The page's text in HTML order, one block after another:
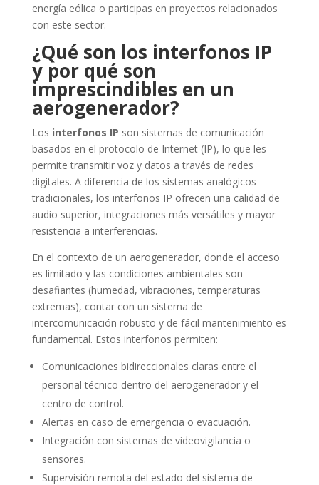
energía eólica o participas en proyectos relacionados
con este sector.
¿Qué son los interfonos IP
y por qué son
imprescindibles en un
aerogenerador?
Los interfonos IP son sistemas de comunicación
basados en el protocolo de Internet (IP), lo que les
permite transmitir voz y datos a través de redes
digitales. A diferencia de los sistemas analógicos
tradicionales, los interfonos IP ofrecen una calidad de
audio superior, integraciones más versátiles y mayor
resistencia a interferencias.
En el contexto de un aerogenerador, donde el acceso
es limitado y las condiciones ambientales son
desafiantes (humedad, vibraciones, temperaturas
extremas), contar con un sistema de
intercomunicación robusto y de fácil mantenimiento es
fundamental. Estos interfonos permiten:
Comunicaciones bidireccionales claras entre el
personal técnico dentro del aerogenerador y el
centro de control.
Alertas en caso de emergencia o evacuación.
Integración con sistemas de videovigilancia o
sensores.
Supervisión remota del estado del sistema de